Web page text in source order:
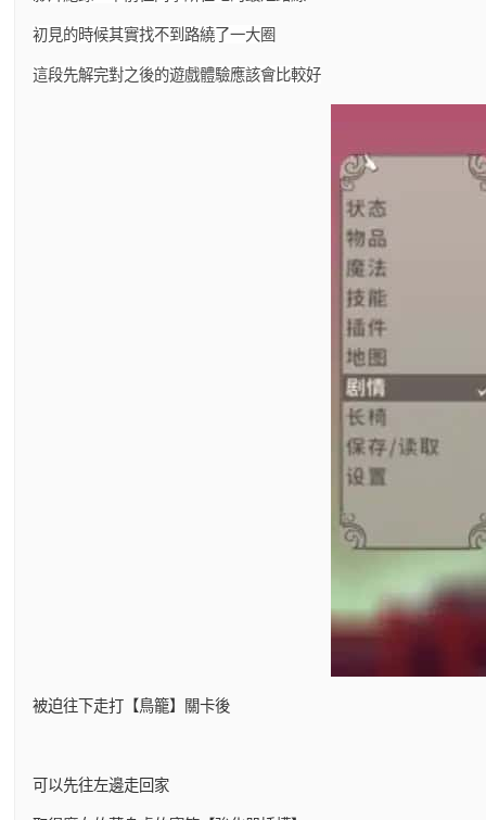
初見的時候其實找不到路繞了一大圈
這段先解完對之後的遊戲體驗應該會比較好
被迫往下走打【鳥籠】關卡後
可以先往左邊走回家